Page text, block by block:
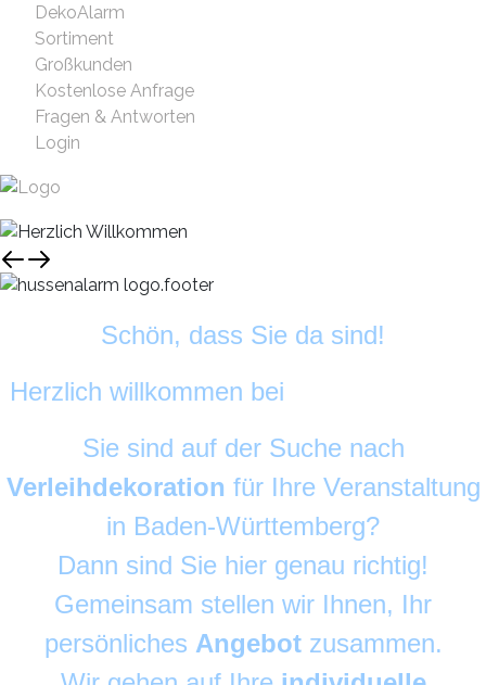
DekoAlarm
Sortiment
Großkunden
Kostenlose Anfrage
Fragen & Antworten
Login
Schön, dass Sie da sind!
Herzlich willkommen bei
Sie sind auf der Suche nach
Verleihdekoration für Ihre Veranstaltung
in Baden-Württemberg?
Dann sind Sie hier genau richtig!
Gemeinsam stellen wir Ihnen, Ihr
persönliches Angebot zusammen.